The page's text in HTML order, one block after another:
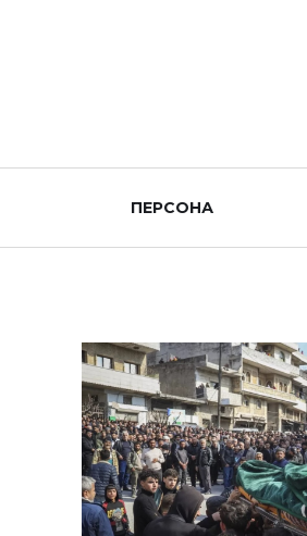
ПЕРСОНА